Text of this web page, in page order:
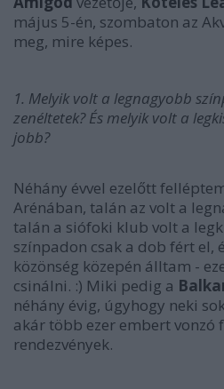
május 5-én, szombaton az
meg, mire képes.
1. Melyik volt a legnagyobb
zenéltetek? És melyik volt a
jobb?
Néhány évvel ezelőtt
Arénában, talán az volt a
talán a siófoki klub volt a
színpadon csak a dob fért el,
közönség közepén álltam -
csinálni. :) Miki pedig a
néhány évig, úgyhogy neki
akár több ezer embert vonzó
rendezvények.